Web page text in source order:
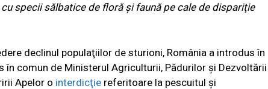
specii sălbatice de floră şi faună pe cale de dispariţie
declinul populaţiilor de sturioni, România a introdus în
comun de Ministerul Agriculturii, Pădurilor şi Dezvoltării
Apelor o interdicţie referitoare la pescuitul şi